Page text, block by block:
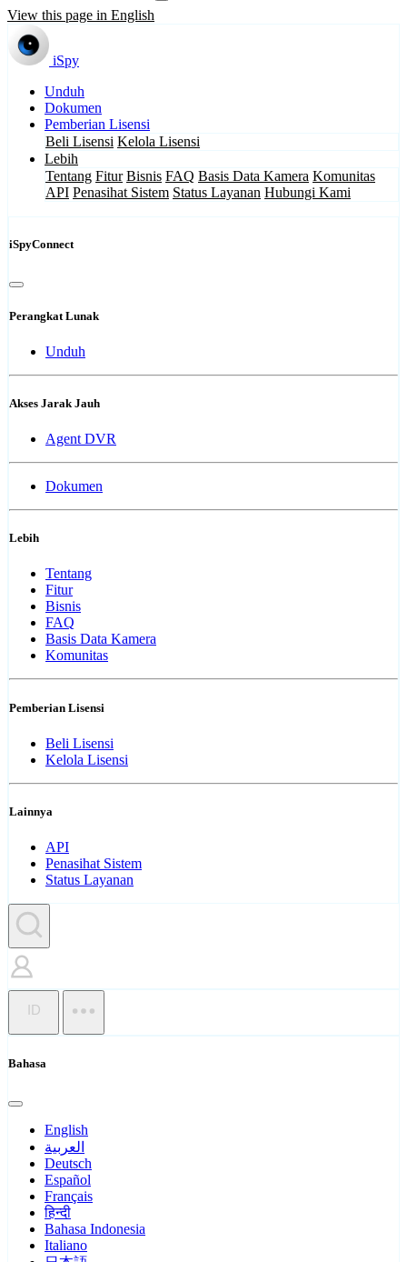
View this page in English
iSpy
Unduh
Dokumen
Pemberian Lisensi
Beli Lisensi Kelola Lisensi
Lebih
Tentang Fitur Bisnis FAQ Basis Data Kamera Komunitas
API Penasihat Sistem Status Layanan Hubungi Kami
iSpyConnect
Perangkat Lunak
Unduh
Akses Jarak Jauh
Agent DVR
Dokumen
Lebih
Tentang
Fitur
Bisnis
FAQ
Basis Data Kamera
Komunitas
Pemberian Lisensi
Beli Lisensi
Kelola Lisensi
Lainnya
API
Penasihat Sistem
Status Layanan
ID
Bahasa
English
العربية
Deutsch
Español
Français
हिन्दी
Bahasa Indonesia
Italiano